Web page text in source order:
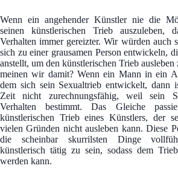
Wenn ein angehender Künstler nie die
seinen künstlerischen Trieb auszuleben,
Verhalten immer gereizter. Wir würden auch
sich zu einer grausamen Person entwickeln,
anstellt, um den künstlerischen Trieb ausleben
meinen wir damit? Wenn ein Mann in ein
dem sich sein Sexualtrieb entwickelt, dann
Zeit nicht zurechnungsfähig, weil sein
Verhalten bestimmt. Das Gleiche
künstlerischen Trieb eines Künstlers, der
vielen Gründen nicht ausleben kann. Diese
die scheinbar skurrilsten Dinge
künstlerisch tätig zu sein, sodass dem Trieb
werden kann.